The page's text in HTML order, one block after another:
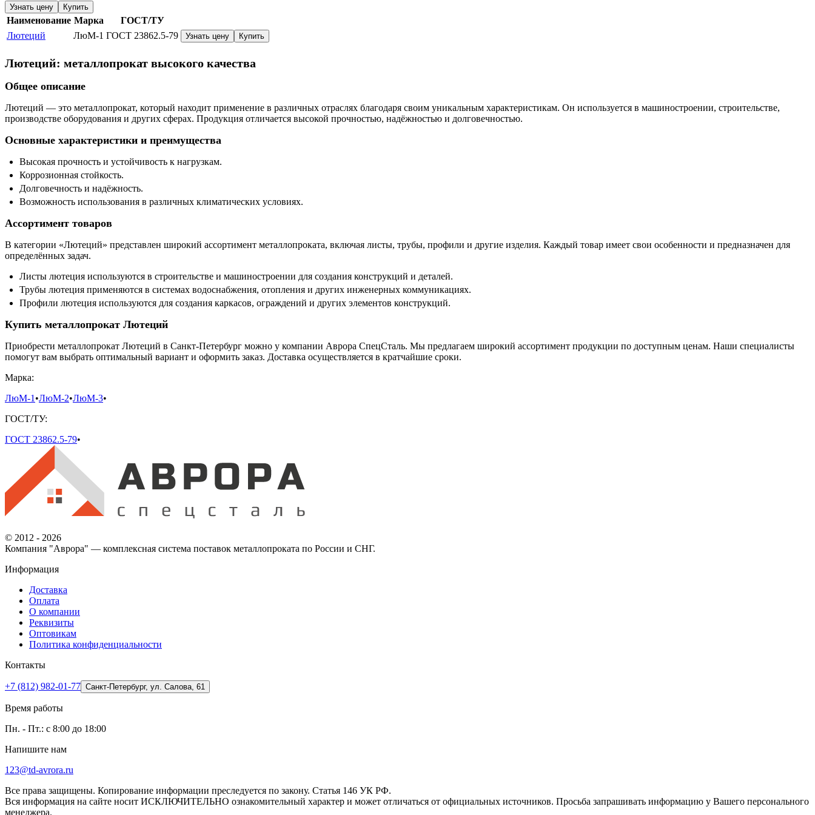
Узнать цену Купить
Наименование Марка
ГОСТ/ТУ
Лютеций
ЛюМ-1 ГОСТ 23862.5-79 Узнать цену Купить
Лютеций: металлопрокат высокого качества
Общее описание
Лютеций — это металлопрокат, который находит применение в различных отраслях благодаря своим уникальным характеристикам. Он используется в машиностроении, строительстве,
производстве оборудования и других сферах. Продукция отличается высокой прочностью, надёжностью и долговечностью.
Основные характеристики и преимущества
Высокая прочность и устойчивость к нагрузкам.
Коррозионная стойкость.
Долговечность и надёжность.
Возможность использования в различных климатических условиях.
Ассортимент товаров
В категории «Лютеций» представлен широкий ассортимент металлопроката, включая листы, трубы, профили и другие изделия. Каждый товар имеет свои особенности и предназначен для
определённых задач.
Листы лютеция используются в строительстве и машиностроении для создания конструкций и деталей.
Трубы лютеция применяются в системах водоснабжения, отопления и других инженерных коммуникациях.
Профили лютеция используются для создания каркасов, ограждений и других элементов конструкций.
Купить металлопрокат Лютеций
Приобрести металлопрокат Лютеций в Санкт-Петербург можно у компании Аврора СпецСталь. Мы предлагаем широкий ассортимент продукции по доступным ценам. Наши специалисты
помогут вам выбрать оптимальный вариант и оформить заказ. Доставка осуществляется в кратчайшие сроки.
Марка:
ЛюМ-1 •ЛюМ-2•ЛюМ-3•
ГОСТ/ТУ:
ГОСТ 23862.5-79•
© 2012 - 2026
Компания "Аврора" — комплексная система поставок металлопроката по России и СНГ.
Информация
Доставка
Оплата
О компании
Реквизиты
Оптовикам
Политика конфиденциальности
Контакты
+7 (812) 982-01-77 Санкт-Петербург, ул. Салова, 61
Время работы
Пн. - Пт.: с 8:00 до 18:00
Напишите нам
123@td-avrora.ru
Все права защищены. Копирование информации преследуется по закону. Статья 146 УК РФ.
Вся информация на сайте носит ИСКЛЮЧИТЕЛЬНО ознакомительный характер и может отличаться от официальных источников. Просьба запрашивать информацию у Вашего персонального
менеджера.